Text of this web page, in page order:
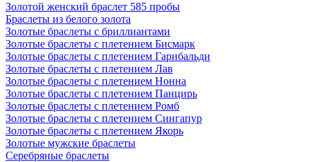
Золотой женский браслет 585 пробы
Браслеты из белого золота
Золотые браслеты с бриллиантами
Золотые браслеты с плетением Бисмарк
Золотые браслеты с плетением Гарибальди
Золотые браслеты с плетением Лав
Золотые браслеты с плетением Нонна
Золотые браслеты с плетением Панцирь
Золотые браслеты с плетением Ромб
Золотые браслеты с плетением Сингапур
Золотые браслеты с плетением Якорь
Золотые мужские браслеты
Серебряные браслеты